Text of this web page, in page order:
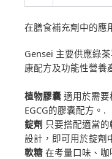
在膳食補充劑中的應
Gensei 主要供應綠
康配方及功能性營養
植物膠囊 適用於需
EGCG的膠囊配方。.
錠劑 只要搭配適當
設計，即可用於錠劑
軟糖 在考量口味、